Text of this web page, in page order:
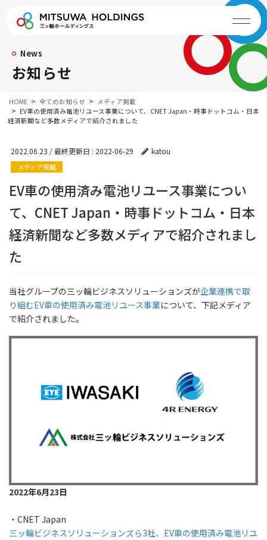
News
お知らせ
HOME 全てのお知らせ
メディア掲載
EV車の使用済み電池リユース事業について、CNET Japan・時事ドットコム・日本
経済新聞など多数メディアで紹介されました
2022.06.23 / 最終更新日 : 2022-06-29 katou
メディア掲載
EV車の使用済み電池リユース事業につい
て、CNET Japan・時事ドットコム・日本
経済新聞など多数メディアで紹介されまし
た
当社グループの三ッ輪ビジネスソリューションズが企業連携で取
り組むEV車の使用済み電池リユース事業について、下記メディア
で紹介されました。
2022年6月23日
・CNET Japan
三ッ輪ビジネスソリューションズら3社、EV車の使用済み電池リユ